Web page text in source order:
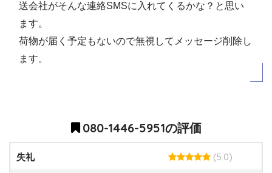
送会社がそんな連絡SMSに入れてくるかな？と思い
ます。
荷物が届く予定もないので無視してメッセージ削除し
ます。
080-1446-5951の評価
失礼 (5.0)